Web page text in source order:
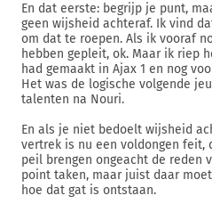
En dat eerste: begrijp je punt,
geen wijsheid achteraf. Ik vind
om dat te roepen. Als ik vooraf
hebben gepleit, ok. Maar ik riep
had gemaakt in Ajax 1 en nog
Het was de logische volgende
talenten na Nouri.
En als je niet bedoelt wijsheid
vertrek is nu een voldongen
peil brengen ongeacht de reden
point taken, maar juist daar
hoe dat gat is ontstaan.